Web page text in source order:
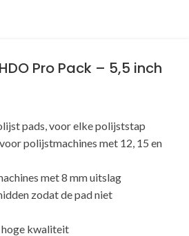
Pro Pack – 5,5 inch
pads, voor elke polijststap
polijstmachines met 12, 15 en
met 8 mm uitslag
zodat de pad niet
hoge kwaliteit